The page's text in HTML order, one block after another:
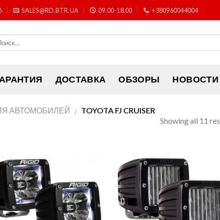
SALES@RD.BTR.UA 09.00-18.00 +380960044004
ДОСТАВКА ОБЗОРЫ НОВОСТИ
АВТОМОБИЛЕЙ / TOYOTA FJ CRUISER
Showing all 11